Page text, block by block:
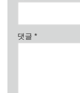
댓글 *